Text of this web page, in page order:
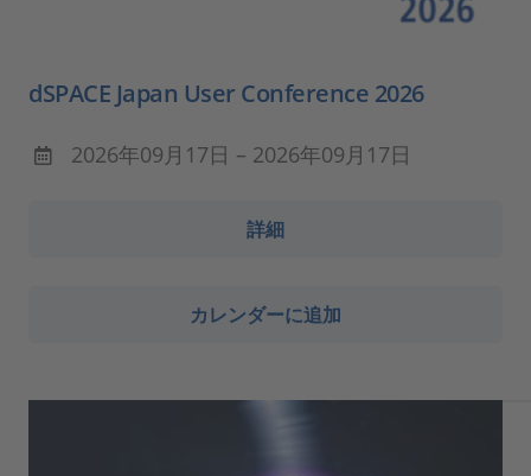
dSPACE Japan User Conference 2026
2026年09月17日 – 2026年09月17日
詳細
カレンダーに追加